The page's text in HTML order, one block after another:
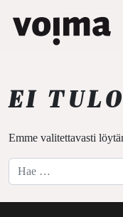
Päävalikko
EI
Emme valitettavasti
Hae: